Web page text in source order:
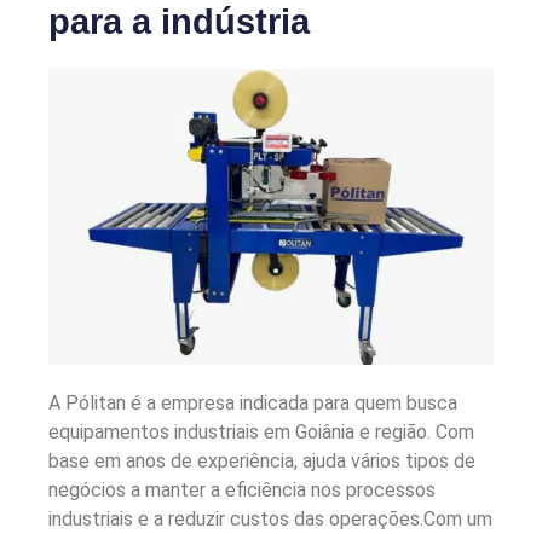
para a indústria
A Pólitan é a empresa indicada para quem busca
equipamentos industriais em Goiânia e região. Com
base em anos de experiência, ajuda vários tipos de
negócios a manter a eficiência nos processos
industriais e a reduzir custos das operações.Com um